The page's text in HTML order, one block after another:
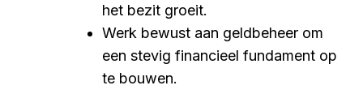
het bezit groeit.
Werk bewust aan geldbeheer om
een stevig financieel fundament op
te bouwen.